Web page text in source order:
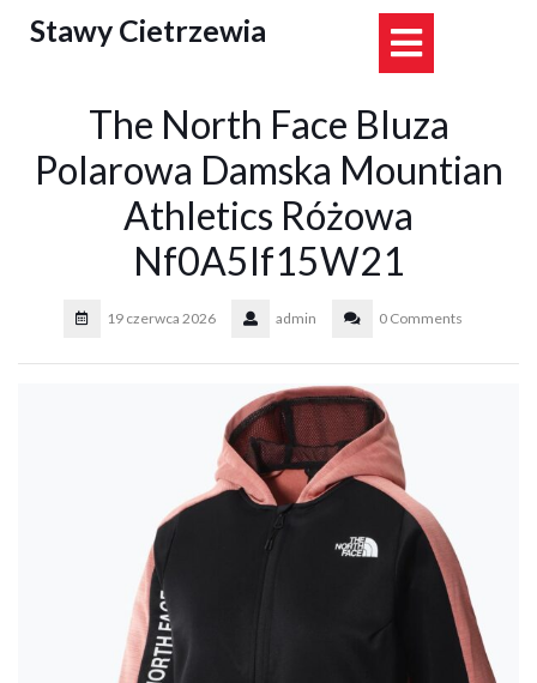
Stawy Cietrzewia
The North Face Bluza
Polarowa Damska Mountian
Athletics Różowa
Nf0A5If15W21
19 czerwca 2026 admin 0 Comments